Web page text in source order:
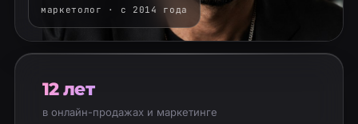
маркетолог · с 2014 года
12 лет
в онлайн-продажах и маркетинге